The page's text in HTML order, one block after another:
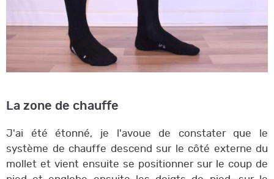
La zone de chauffe
J'ai été étonné, je l'avoue de constater que le
système de chauffe descend sur le côté externe du
mollet et vient ensuite se positionner sur le coup de